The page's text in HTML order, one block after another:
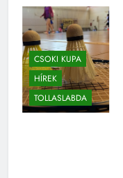
CSOKI KUPA
HÍREK
TOLLASLABDA